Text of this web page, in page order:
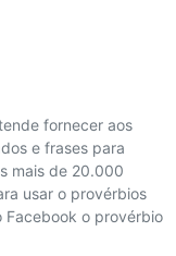
fornecer aos
e frases para
mais de 20.000
usar o provérbios
Facebook o provérbio